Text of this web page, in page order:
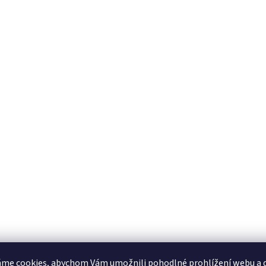
cookies, abychom Vám umožnili pohodlné prohlížení webu a